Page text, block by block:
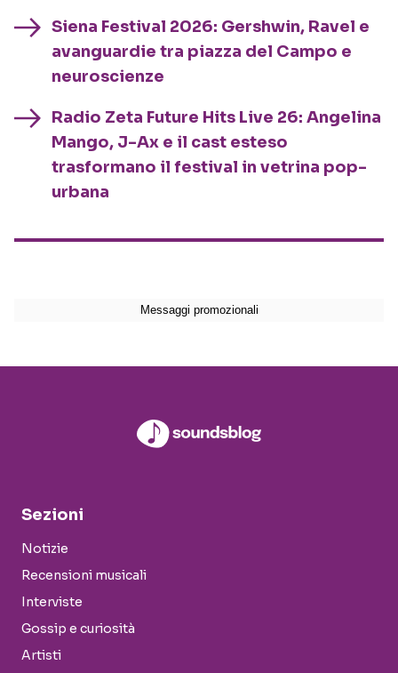
Siena Festival 2026: Gershwin, Ravel e
avanguardie tra piazza del Campo e
neuroscienze
Radio Zeta Future Hits Live 26: Angelina
Mango, J-Ax e il cast esteso
trasformano il festival in vetrina pop-
urbana
Sezioni
Notizie
Recensioni musicali
Interviste
Gossip e curiosità
Artisti